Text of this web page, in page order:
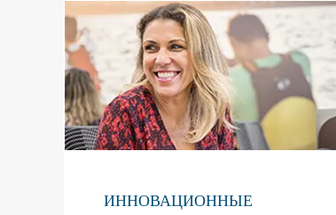
ИННОВАЦИОННЫЕ